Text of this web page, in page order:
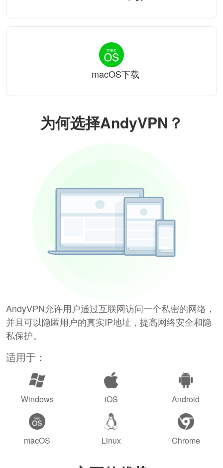
为何选择AndyVPN？
AndyVPN允许用户通过互联网访问一个私密的网络，
并且可以隐匿用户的真实IP地址，提高网络安全和隐
私保护。
适用于：
Windows iOS Android
macOS Linux Chrome
macOS下载